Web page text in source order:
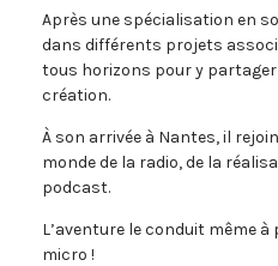
Après une spécialisation en
dans différents projets
tous horizons pour y
création.
À son arrivée à Nantes, il
monde de la radio, de la
podcast.
L’aventure le conduit même à
micro !